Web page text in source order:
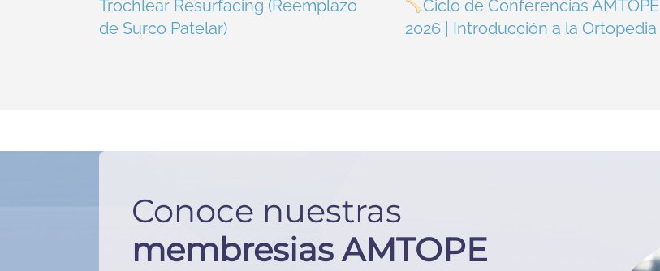
Trochlear Resurfacing (Reemplazo
de Surco Patelar)
Ciclo de Conferencias AMTOPE
2026 | Introducción a la Ortopedia
Conoce nuestras
membresias AMTOPE